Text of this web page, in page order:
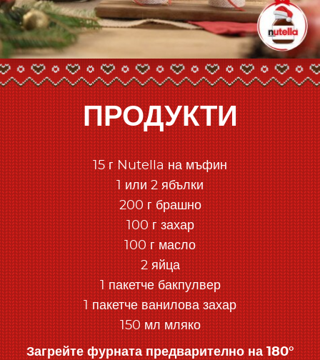
ПРОДУКТИ
15 г Nutella на мъфин
1 или 2 ябълки
200 г брашно
100 г захар
100 г масло
2 яйца
1 пакетче бакпулвер
1 пакетче ванилова захар
150 мл мляко
Загрейте фурната предварително на 180°